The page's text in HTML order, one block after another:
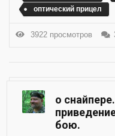
оптический прицел
3922 просмотров
о
бою.